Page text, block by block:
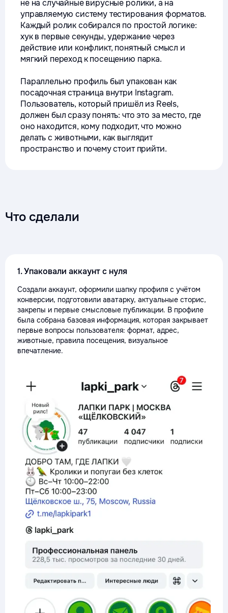
не на случайные вирусные ролики, а на
управляемую систему тестирования форматов.
Каждый ролик собирался по простой логике:
хук в первые секунды, удержание через
действие или конфликт, понятный смысл и
мягкий переход к посещению парка.
Параллельно профиль был упакован как
посадочная страница внутри Instagram.
Пользователь, который пришёл из Reels,
должен был сразу понять: что это за место, где
оно находится, кому подходит, что можно
делать с животными, как выглядит
пространство и почему стоит прийти.
Что сделали
1. Упаковали аккаунт с нуля
Создали аккаунт, оформили шапку профиля с учётом
конверсии, подготовили аватарку, актуальные сторис,
закрепы и первые смысловые публикации. В профиле
была собрана базовая информация, которая закрывает
первые вопросы пользователя: формат, адрес,
животные, правила посещения, визуальное
впечатление.